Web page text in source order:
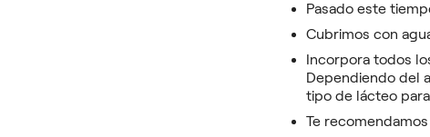
Pasado este
Cubrimos con
Incorpora todos
Dependiendo del
tipo de lácteo
Te